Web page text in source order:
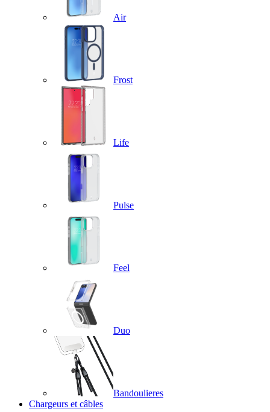
Air
Frost
Life
Pulse
Feel
Duo
Bandoulieres
Chargeurs et câbles